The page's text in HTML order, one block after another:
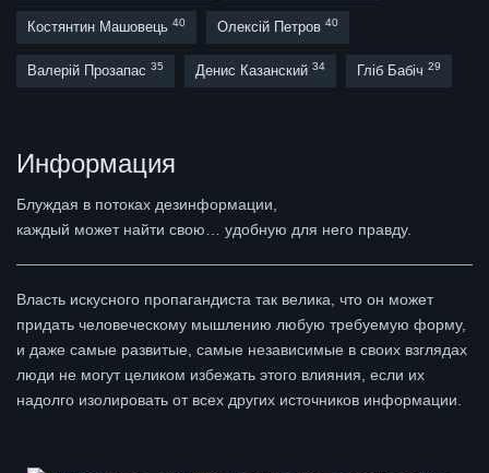
Костянтин Машовець 40 Олексій Петров 40
Валерій Прозапас 35 Денис Казанский 34 Гліб Бабіч 29
Информация
Блуждая в потоках дезинформации,
каждый может найти свою… удобную для него правду.
Власть искусного пропагандиста так велика, что он может
придать человеческому мышлению любую требуемую форму,
и даже самые развитые, самые независимые в своих взглядах
люди не могут целиком избежать этого влияния, если их
надолго изолировать от всех других источников информации.